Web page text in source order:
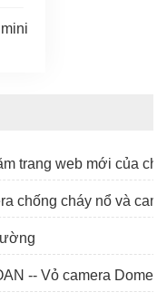
trang web mới của
chống cháy nổ và
-- Vỏ camera Dome